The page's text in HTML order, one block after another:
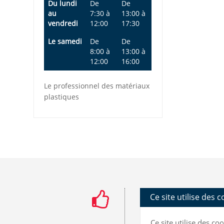
Du lundi
au
vendredi
De
7:30 à
12:00
De
13:00 à
17:30
Le samedi
De
8:00 à
12:00
De
13:00 à
16:00
Le professionnel des matériaux
plastiques
Ce site utilise des